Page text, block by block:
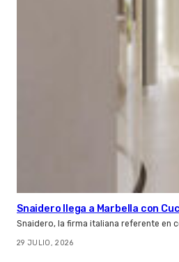
Snaidero llega a Marbella con
Snaidero, la firma italiana referente en
29 JULIO, 2026